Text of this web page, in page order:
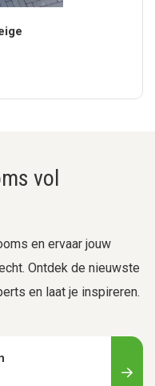
vol
en ervaar jouw
Ontdek de nieuwste
en laat je inspireren.